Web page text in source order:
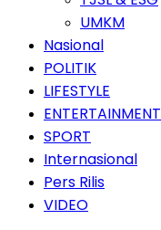
UMKM
Nasional
POLITIK
LIFESTYLE
ENTERTAINMENT
SPORT
Internasional
Pers Rilis
VIDEO